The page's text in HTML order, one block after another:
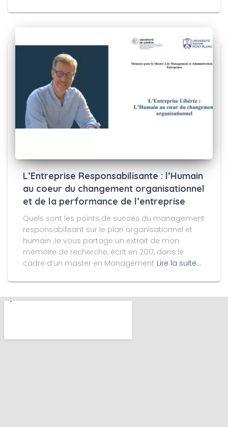
L’Entreprise Responsabilisante : l’Humain
au coeur du changement organisationnel
et de la performance de l’entreprise
Quels sont les points de succès du management
responsabilisant sur le plan organisationnel et
humain Je vous partage un extrait de mon
mémoire de recherche, écrit en 2017, dans le
cadre d’un master en Management Lire la suite…